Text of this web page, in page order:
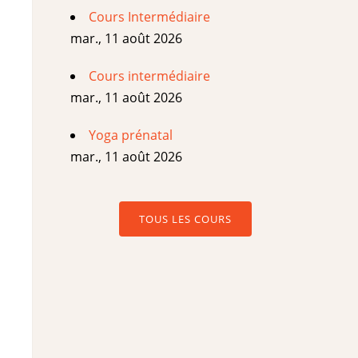
Cours Intermédiaire
mar., 11 août 2026
Cours intermédiaire
mar., 11 août 2026
Yoga prénatal
mar., 11 août 2026
TOUS LES COURS